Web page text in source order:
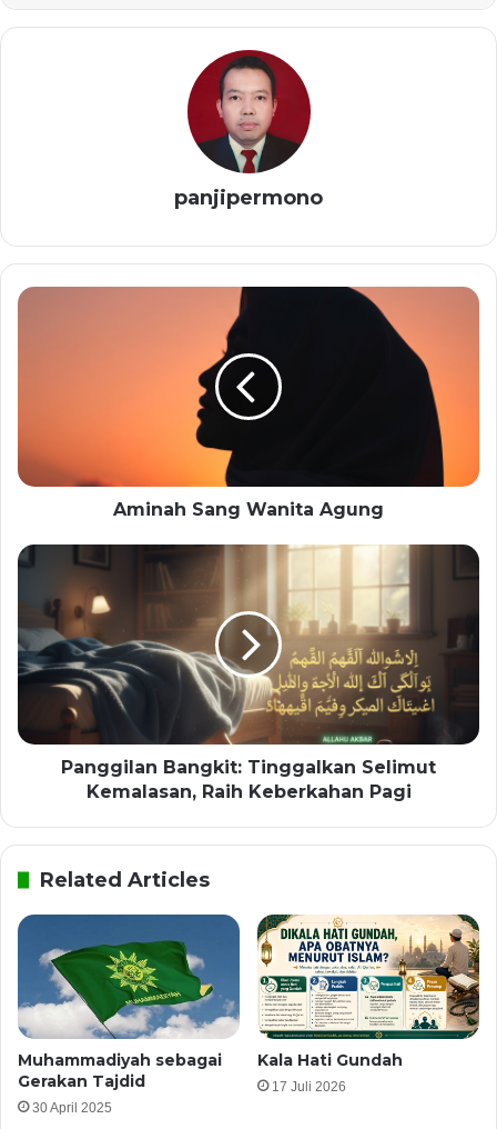
panjipermono
Aminah Sang Wanita Agung
Panggilan Bangkit: Tinggalkan Selimut
Kemalasan, Raih Keberkahan Pagi
Related Articles
Muhammadiyah sebagai
Gerakan Tajdid
30 April 2025
Kala Hati Gundah
17 Juli 2026